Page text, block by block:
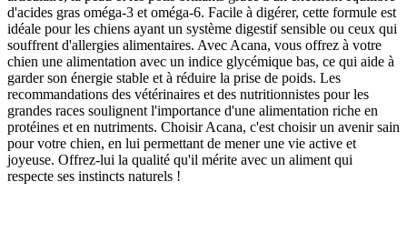
d'acides gras oméga-3 et oméga-6. Facile à digérer, cette formule est
idéale pour les chiens ayant un système digestif sensible ou ceux qui
souffrent d'allergies alimentaires. Avec Acana, vous offrez à votre
chien une alimentation avec un indice glycémique bas, ce qui aide à
garder son énergie stable et à réduire la prise de poids. Les
recommandations des vétérinaires et des nutritionnistes pour les
grandes races soulignent l'importance d'une alimentation riche en
protéines et en nutriments. Choisir Acana, c'est choisir un avenir sain
pour votre chien, en lui permettant de mener une vie active et
joyeuse. Offrez-lui la qualité qu'il mérite avec un aliment qui
respecte ses instincts naturels !